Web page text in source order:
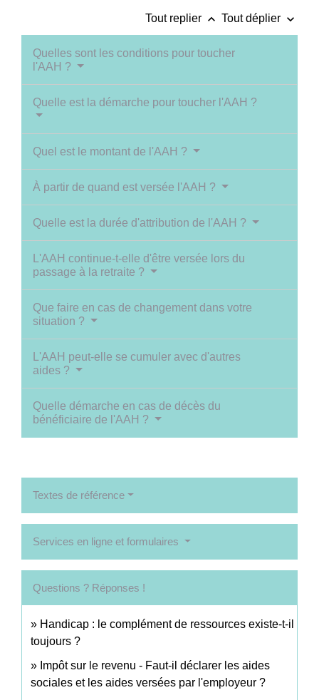
Tout replier keyboard_arrow_up Tout déplier keyboard_arrow_down
Quelles sont les conditions pour toucher
l'AAH ?
Quelle est la démarche pour toucher l'AAH ?
Quel est le montant de l'AAH ?
À partir de quand est versée l'AAH ?
Quelle est la durée d'attribution de l'AAH ?
L'AAH continue-t-elle d'être versée lors du
passage à la retraite ?
Que faire en cas de changement dans votre
situation ?
L'AAH peut-elle se cumuler avec d'autres
aides ?
Quelle démarche en cas de décès du
bénéficiaire de l'AAH ?
Textes de référence
Services en ligne et formulaires
Questions ? Réponses !
Handicap : le complément de ressources existe-t-il
toujours ?
Impôt sur le revenu - Faut-il déclarer les aides
sociales et les aides versées par l'employeur ?